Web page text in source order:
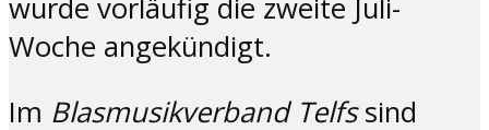
wurde vorläufig die zweite Juli-
Woche angekündigt.
Im Blasmusikverband Telfssind